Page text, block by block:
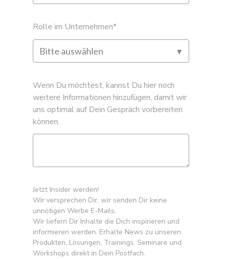
Rolle im Unternehmen*
Wenn Du möchtest, kannst Du hier noch
weitere Informationen hinzufügen, damit wir
uns optimal auf Dein Gespräch vorbereiten
können.
Jetzt Insider werden!
Wir versprechen Dir, wir senden Dir keine
unnötigen Werbe E-Mails.
Wir liefern Dir Inhalte die Dich inspirieren und
informieren werden. Erhalte News zu unseren
Produkten, Lösungen, Trainings, Seminare und
Workshops direkt in Dein Postfach.